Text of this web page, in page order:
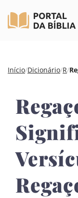
Pular
conteúdo
Início/Dicionário/R/